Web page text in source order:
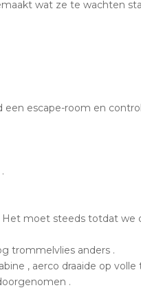
wat ze te wachten
escape-room en
moet steeds totdat we
trommelvlies anders .
, aerco draaide op volle
.